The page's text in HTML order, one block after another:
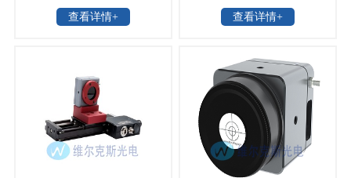
仪
查看详情+ 查看详情+